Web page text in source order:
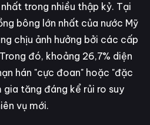
trong nhiều thập kỷ. Tại
bông lớn nhất của nước Mỹ
chịu ảnh hưởng bởi các cấp
đó, khoảng 26,7% diện
hán "cực đoan" hoặc "đặc
tăng đáng kể rủi ro suy
vụ mới.